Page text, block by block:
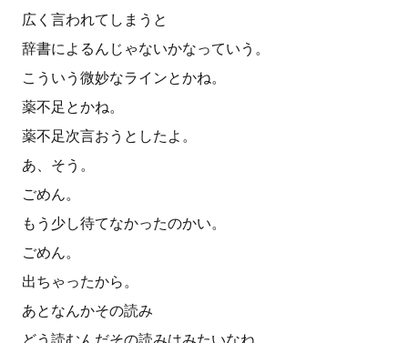
広く言われてしまうと
辞書によるんじゃないかなっていう。
こういう微妙なラインとかね。
薬不足とかね。
薬不足次言おうとしたよ。
あ、そう。
ごめん。
もう少し待てなかったのかい。
ごめん。
出ちゃったから。
あとなんかその読み